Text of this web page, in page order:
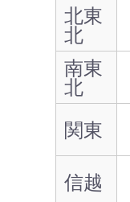
北東
北
南東
北
関東
信越